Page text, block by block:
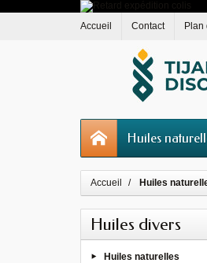
Accueil Contact Plan
Huiles
Accueil Huiles
Huiles divers
Huiles naturelles